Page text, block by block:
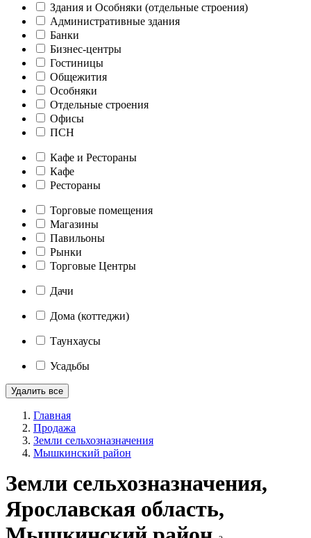
Здания и Особняки (отдельные строения)
Административные здания
Банки
Бизнес-центры
Гостиницы
Общежития
Особняки
Отдельные строения
Офисы
ПСН
Кафе и Рестораны
Кафе
Рестораны
Торговые помещения
Магазины
Павильоны
Рынки
Торговые Центры
Дачи
Дома (коттеджи)
Таунхаусы
Усадьбы
Удалить все
Главная
Продажа
Земли сельхозназначения
Мышкинский район
Земли сельхозназначения,
Ярославская область,